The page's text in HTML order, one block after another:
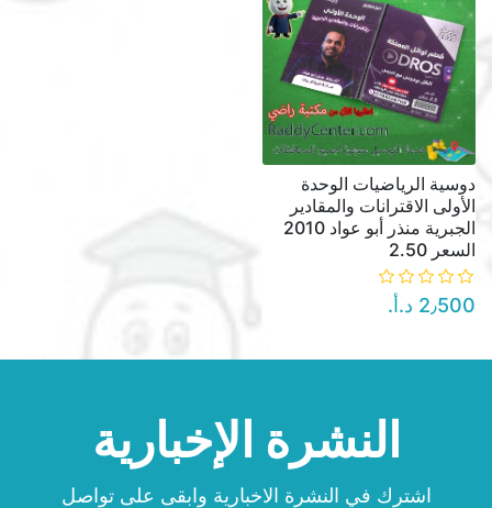
دوسية الرياضيات الوحدة
الأولى الاقترانات والمقادير
الجبرية منذر أبو عواد 2010
السعر 2.50
2٫500 د.أ.‏
النشرة الإخبارية
اشترك في النشرة الاخبارية وابقى على تواصل